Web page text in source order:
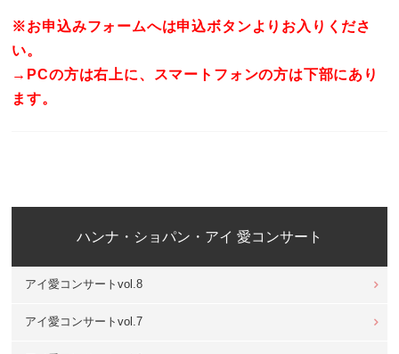
※お申込みフォームへは申込ボタンよりお入りくださ
い。
→PCの方は右上に、スマートフォンの方は下部にあり
ます。
ハンナ・ショパン・アイ 愛コンサート
アイ愛コンサートvol.8
アイ愛コンサートvol.7